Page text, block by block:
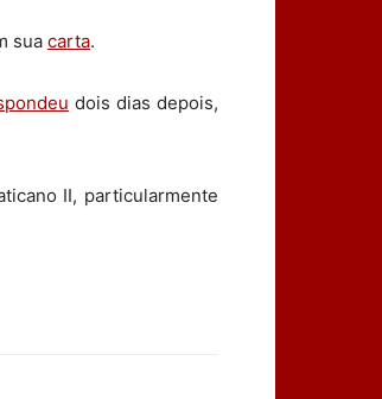
sua carta.
dois dias depois,
II, particularmente